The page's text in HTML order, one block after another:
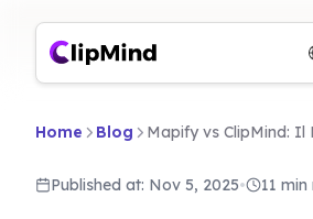
Home Blog
Published at: Nov 5, 2025• 11